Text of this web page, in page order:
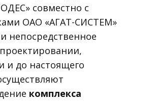
совместно с
ОАО «АГАТ-СИСТЕМ»
непосредственное
и до настоящего
комплекса